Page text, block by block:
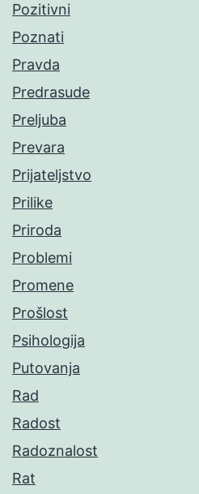
Pozitivni
Poznati
Pravda
Predrasude
Preljuba
Prevara
Prijateljstvo
Prilike
Priroda
Problemi
Promene
Prošlost
Psihologija
Putovanja
Rad
Radost
Radoznalost
Rat